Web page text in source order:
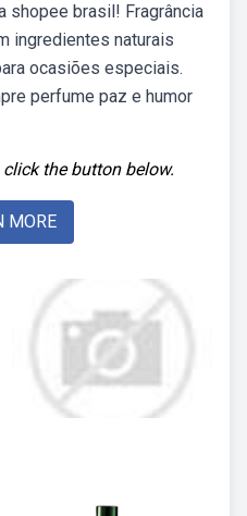
shopee brasil! Fragrância
ingredientes naturais
ocasiões especiais.
perfume paz e humor
the button below.
MORE